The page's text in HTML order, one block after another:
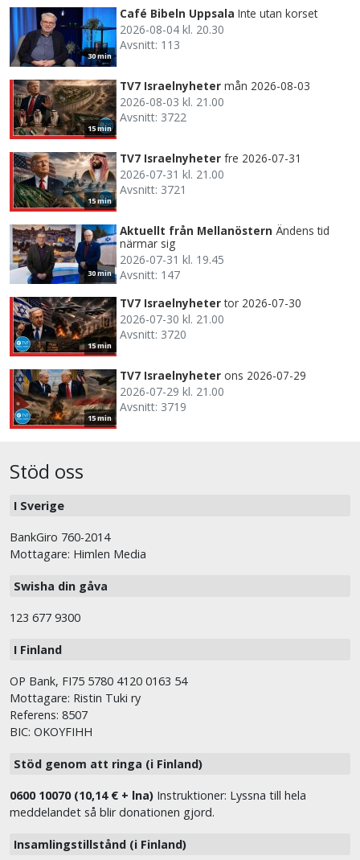
30 min
Café Bibeln Uppsala Inte utan korset
2026-08-04 kl. 20.30
Avsnitt: 113
15 min
TV7 Israelnyheter mån 2026-08-03
2026-08-03 kl. 21.00
Avsnitt: 3722
15 min
TV7 Israelnyheter fre 2026-07-31
2026-07-31 kl. 21.00
Avsnitt: 3721
30 min
Aktuellt från Mellanöstern Ändens tid
närmar sig
2026-07-31 kl. 19.45
Avsnitt: 147
15 min
TV7 Israelnyheter tor 2026-07-30
2026-07-30 kl. 21.00
Avsnitt: 3720
15 min
TV7 Israelnyheter ons 2026-07-29
2026-07-29 kl. 21.00
Avsnitt: 3719
Stöd oss
I Sverige
BankGiro 760-2014
Mottagare: Himlen Media
Swisha din gåva
123 677 9300
I Finland
OP Bank, FI75 5780 4120 0163 54
Mottagare: Ristin Tuki ry
Referens: 8507
BIC: OKOYFIHH
Stöd genom att ringa (i Finland)
0600 10070 (10,14 € + lna) Instruktioner: Lyssna till hela
meddelandet så blir donationen gjord.
Insamlingstillstånd (i Finland)